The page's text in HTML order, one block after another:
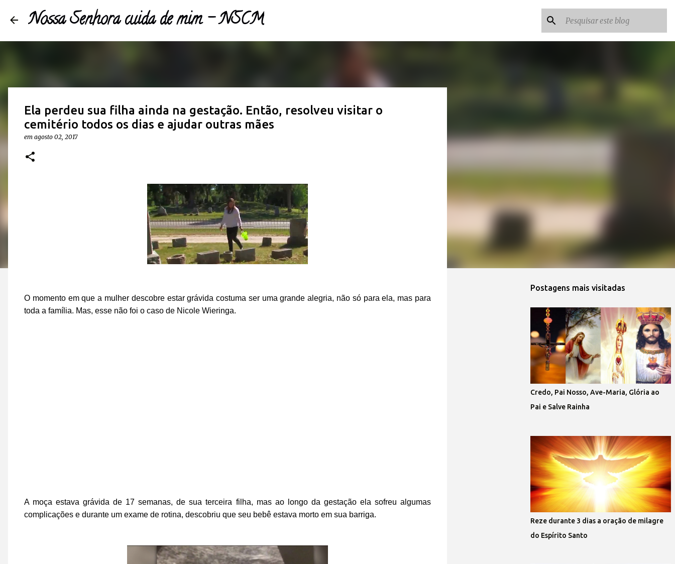
Nossa Senhora cuida de mim - NSCM
Ela perdeu sua filha ainda na gestação. Então, resolveu visitar o
cemitério todos os dias e ajudar outras mães
em agosto 02, 2017
O momento em que a mulher descobre estar grávida costuma ser uma grande alegria, não só para ela, mas para
toda a família. Mas, esse não foi o caso de Nicole Wieringa.
A moça estava grávida de 17 semanas, de sua terceira filha, mas ao longo da gestação ela sofreu algumas
complicações e durante um exame de rotina, descobriu que seu bebê estava morto em sua barriga.
Postagens mais visitadas
Credo, Pai Nosso, Ave-Maria, Glória ao
Pai e Salve Rainha
Reze durante 3 dias a oração de milagre
do Espírito Santo